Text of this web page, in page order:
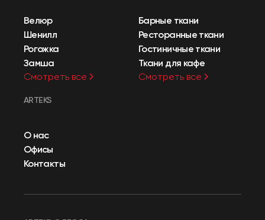
Велюр
Шенилл
Рогожка
Замша
Смотреть все
Барные ткани
Ресторанные ткани
Гостиничные ткани
Ткани для кафе
Смотреть все
ARTEKS
О нас
Офисы
Контакты